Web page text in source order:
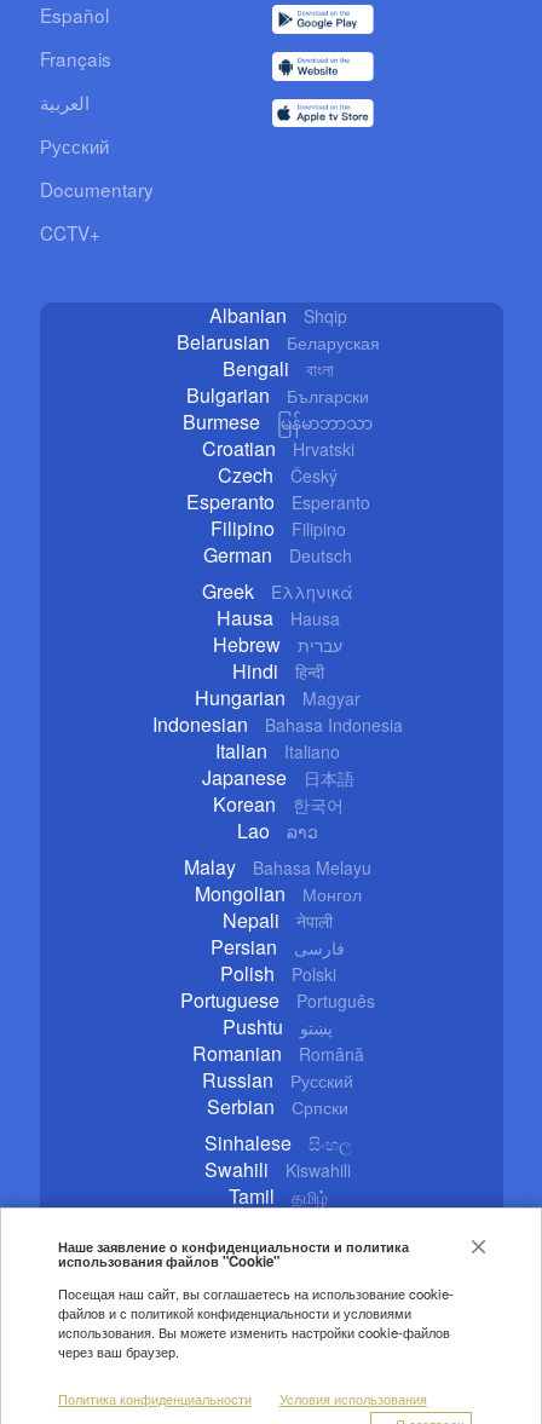
Español
Français
العربية
Русский
Documentary
CCTV+
Albanian Shqip
Belarusian Беларуская
Bengali বাংলা
Bulgarian Български
Burmese မြန်မာဘာသာ
Croatian Hrvatski
Czech Český
Esperanto Esperanto
Filipino Filipino
German Deutsch
Greek Ελληνικά
Hausa Hausa
Hebrew עברית
Hindi हिन्दी
Hungarian Magyar
Indonesian Bahasa Indonesia
Italian Italiano
Japanese 日本語
Korean 한국어
Lao ລາວ
Malay Bahasa Melayu
Mongolian Монгол
Nepali नेपाली
Persian فارسی
Polish Polski
Portuguese Português
Pushtu پښتو
Romanian Română
Russian Русский
Serbian Српски
Sinhalese සිංහල
Swahili Kiswahili
Tamil தமிழ்
Turkish Türkçe
Ukrainian
Urdu اردو
Vietnamese Tiếng Việt
Правила цитирования
Авторские права
Наше заявление о конфиденциальности и политика
использования файлов "Cookie"
Посещая наш сайт, вы соглашаетесь на использование cookie-
файлов и с политикой конфиденциальности и условиями
использования. Вы можете изменить настройки cookie-файлов
через ваш браузер.
Политика конфиденциальности
Условия использования